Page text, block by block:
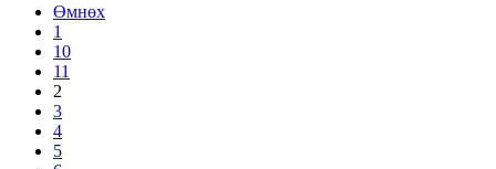
Өмнөх
1
10
11
2
3
4
5